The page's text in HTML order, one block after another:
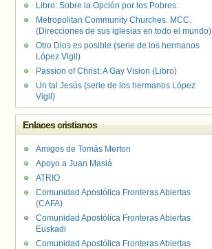
Libro: Sobre la Opción por los Pobres.
Metropolitan Community Churches. MCC.
(Direcciones de sus iglesias en todo el mundo)
Otro Dios es posible (serie de los hermanos
López Vigil)
Passion of Christ: A Gay Vision (Libro)
Un tal Jesús (serie de los hermanos López
Vigil)
Enlaces cristianos
Amigos de Tomás Merton
Apoyo a Juan Masiá
ATRIO
Comunidad Apostólica Fronteras Abiertas
(CAFA)
Comunidad Apostólica Fronteras Abiertas
Euskadi
Comunidad Apostólica Fronteras Abiertas